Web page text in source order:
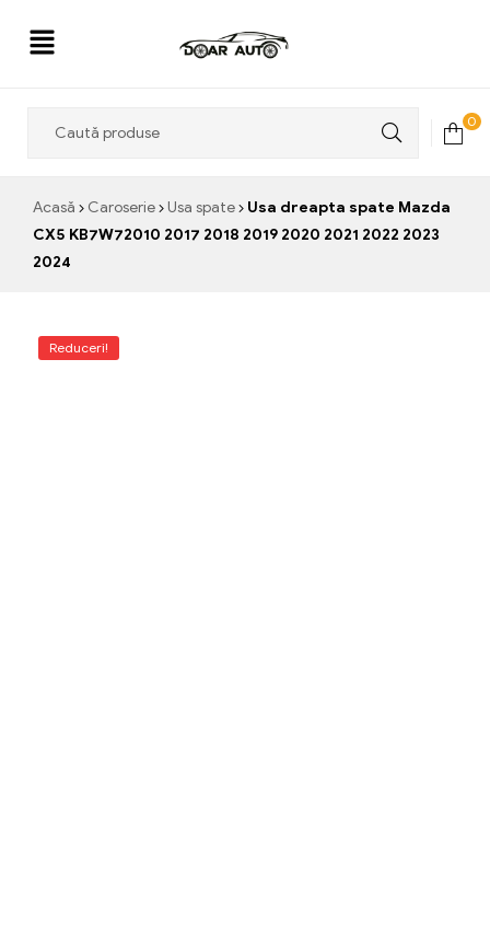
0
Acasă Caroserie Usa spate
Usa dreapta spate Mazda
CX5 KB7W72010 2017 2018 2019 2020 2021 2022 2023
2024
Reduceri!